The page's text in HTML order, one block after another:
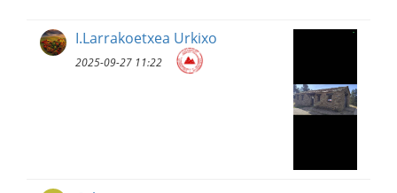
I.Larrakoetxea Urkixo
2025-09-27 11:22